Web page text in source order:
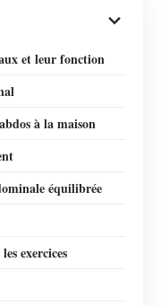
et leur fonction
à la maison
équilibrée
exercices